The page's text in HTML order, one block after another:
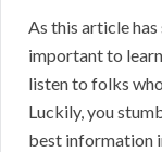
As this article has
important to
listen to folks
Luckily, you
best information